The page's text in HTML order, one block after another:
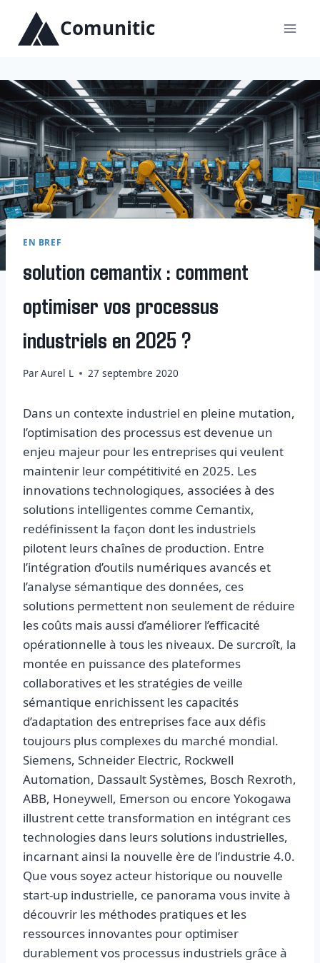
contenu
Comunitic
EN BREF
solution cemantix : comment
optimiser vos processus
industriels en 2025 ?
ParAurel L 27 septembre 2020
Dans un contexte industriel en pleine mutation,
l’optimisation des processus est devenue un
enjeu majeur pour les entreprises qui veulent
maintenir leur compétitivité en 2025. Les
innovations technologiques, associées à des
solutions intelligentes comme Cemantix,
redéfinissent la façon dont les industriels
pilotent leurs chaînes de production. Entre
l’intégration d’outils numériques avancés et
l’analyse sémantique des données, ces
solutions permettent non seulement de réduire
les coûts mais aussi d’améliorer l’efficacité
opérationnelle à tous les niveaux. De surcroît, la
montée en puissance des plateformes
collaboratives et les stratégies de veille
sémantique enrichissent les capacités
d’adaptation des entreprises face aux défis
toujours plus complexes du marché mondial.
Siemens, Schneider Electric, Rockwell
Automation, Dassault Systèmes, Bosch Rexroth,
ABB, Honeywell, Emerson ou encore Yokogawa
illustrent cette transformation en intégrant ces
technologies dans leurs solutions industrielles,
incarnant ainsi la nouvelle ère de l’industrie 4.0.
Que vous soyez acteur historique ou nouvelle
start-up industrielle, ce panorama vous invite à
découvrir les méthodes pratiques et les
ressources innovantes pour optimiser
durablement vos processus industriels grâce à